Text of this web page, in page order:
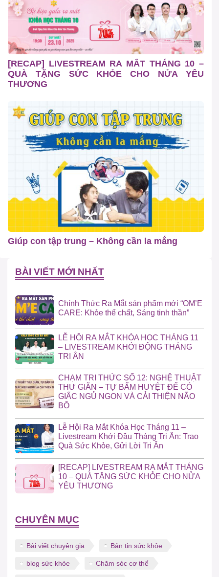
[RECAP] LIVESTREAM RA MẮT THÁNG 10 –
QUÀ TẶNG SỨC KHỎE CHO NỬA YÊU
THƯƠNG
Giúp con tập trung – Không cần la mắng
BÀI VIẾT MỚI NHẤT
Chính Thức Ra Mắt sản phẩm mới “OM’E
CARE: Khỏe thể chất, Sáng tinh thần”
LỄ HỘI RA MẮT KHÓA HỌC THÁNG 11
– LIVESTREAM KHỞI ĐỘNG THÁNG
TRI ÂN
CHẠM TRI THỨC SỐ 12: NGHỆ THUẬT
THƯ GIÃN – TỰ BẤM HUYỆT ĐỂ CÓ
GIẤC NGỦ NGON VÀ CẢI THIỆN NÃO
BỘ
Lễ Hội Ra Mắt Khóa Học Tháng 11 –
Livestream Khởi Đầu Tháng Tri Ân: Trao
Quà Sức Khỏe, Gửi Lời Tri Ân
[RECAP] LIVESTREAM RA MẮT THÁNG
10 – QUÀ TẶNG SỨC KHỎE CHO NỬA
YÊU THƯƠNG
CHUYÊN MỤC
Bài viết chuyên gia Bản tin sức khỏe
blog sức khỏe Chăm sóc cơ thể